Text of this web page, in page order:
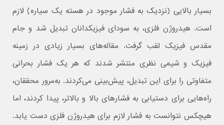
بسیار بالایی (نزدیک به فشار موجود در هسته یک سیاره) لازم
است. هیدروژن فلزی، به سودای فیزیکدانان تبدیل شد و جام
مقدس فیزیک لقب گرفت. مقاله‌های بسیار زیادی در زمینه
فیزیک و شیمی نظری منتشر شدند که هر یک فشار بحرانی
متفاوتی را برای این تبدیل، پیش‌بینی می‌کردند. به‌مرور محققان،
راه‌هایی برای دستیابی به فشارهای بالا و بالاتر، پیدا کردند، اما
هیچکس نتوانست به فشار لازم برای هیدروژن فلزی دست یابد.